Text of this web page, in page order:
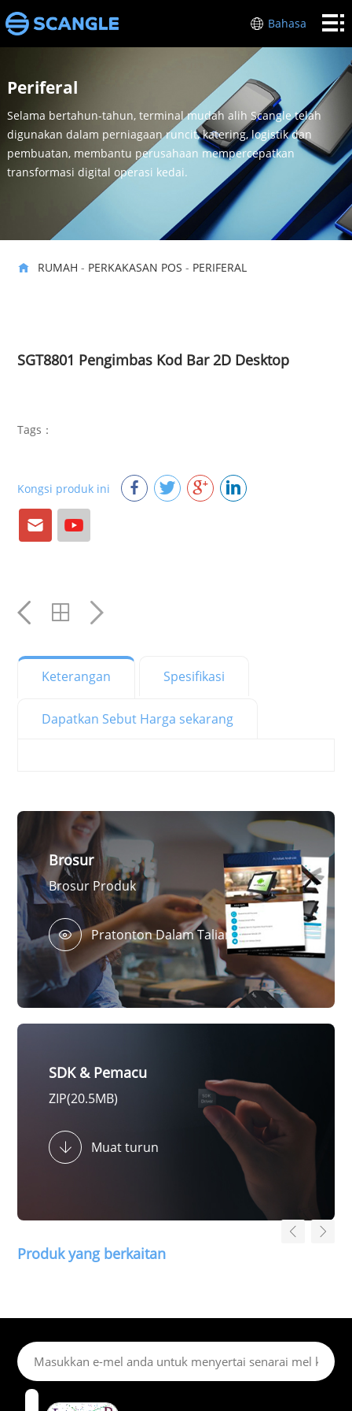
Bahasa
RUMAH
POS
INDUSTRI
MENGENAI
SAYA
SOKONGAN
Periferal
Selama bertahun-tahun, terminal mudah alih Scangle telah
digunakan dalam perniagaan runcit, katering, logistik dan
pembuatan, membantu perusahaan mempercepatkan
transformasi digital operasi kedai.
RUMAH - PERKAKASAN POS - PERIFERAL
SGT8801 Pengimbas Kod Bar 2D Desktop
Tags：
Kongsi produk ini
Keterangan Spesifikasi
Dapatkan Sebut Harga sekarang
Brosur
Brosur Produk
Pratonton Dalam Talian
SDK & Pemacu
ZIP(20.5MB)
Muat turun
Produk yang berkaitan